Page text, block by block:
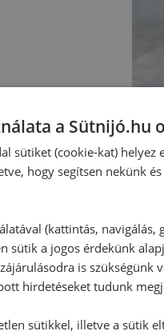
a Sütnijó.hu
sütiket (cookie-kat) helyez
hogy segítsen nekünk
(kattintás,
sütik a jogos érdekünk
is szükségünk
hirdetéseket tudunk
sütikkel, illetve a sütik